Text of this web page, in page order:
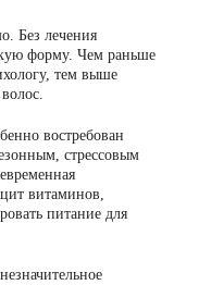
Без лечения
форму. Чем раньше
тем выше
востребован
стрессовым
витаминов,
питание для